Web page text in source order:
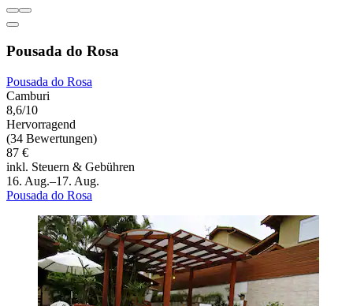
Pousada do Rosa
Pousada do Rosa
Camburi
8,6/10
Hervorragend
(34 Bewertungen)
87 €
inkl. Steuern & Gebühren
16. Aug.–17. Aug.
Pousada do Rosa